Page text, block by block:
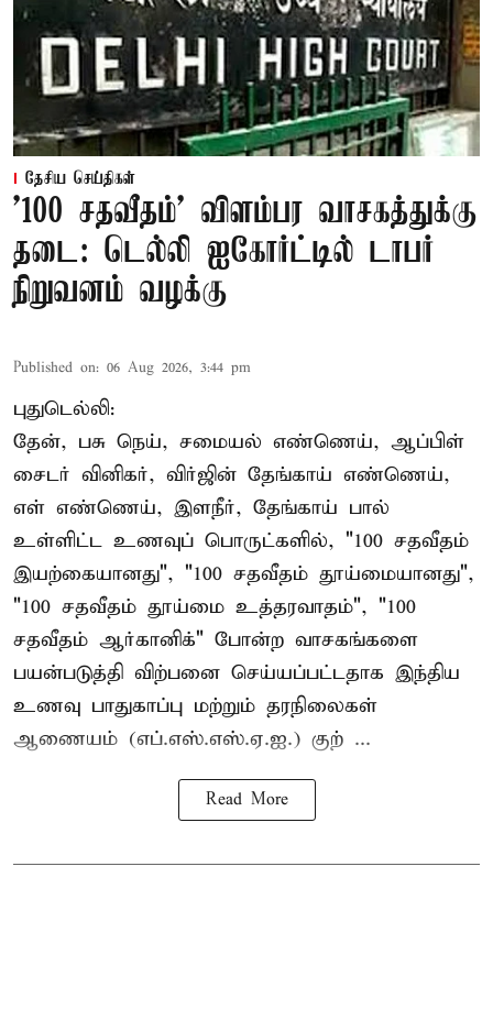
தேசிய செய்திகள்
'100 சதவீதம்' விளம்பர வாசகத்துக்கு
தடை: டெல்லி ஐகோர்ட்டில் டாபர்
நிறுவனம் வழக்கு
Published on: 06 Aug 2026, 3:44 pm
புதுடெல்லி:
தேன், பசு நெய், சமையல் எண்ணெய், ஆப்பிள்
சைடர் வினிகர், விர்ஜின் தேங்காய் எண்ணெய்,
எள் எண்ணெய், இளநீர், தேங்காய் பால்
உள்ளிட்ட உணவுப் பொருட்களில், "100 சதவீதம்
இயற்கையானது", "100 சதவீதம் தூய்மையானது",
"100 சதவீதம் தூய்மை உத்தரவாதம்", "100
சதவீதம் ஆர்கானிக்" போன்ற வாசகங்களை
பயன்படுத்தி விற்பனை செய்யப்பட்டதாக இந்திய
உணவு பாதுகாப்பு மற்றும் தரநிலைகள்
ஆணையம் (எப்.எஸ்.எஸ்.ஏ.ஐ.) குற் ...
Read More